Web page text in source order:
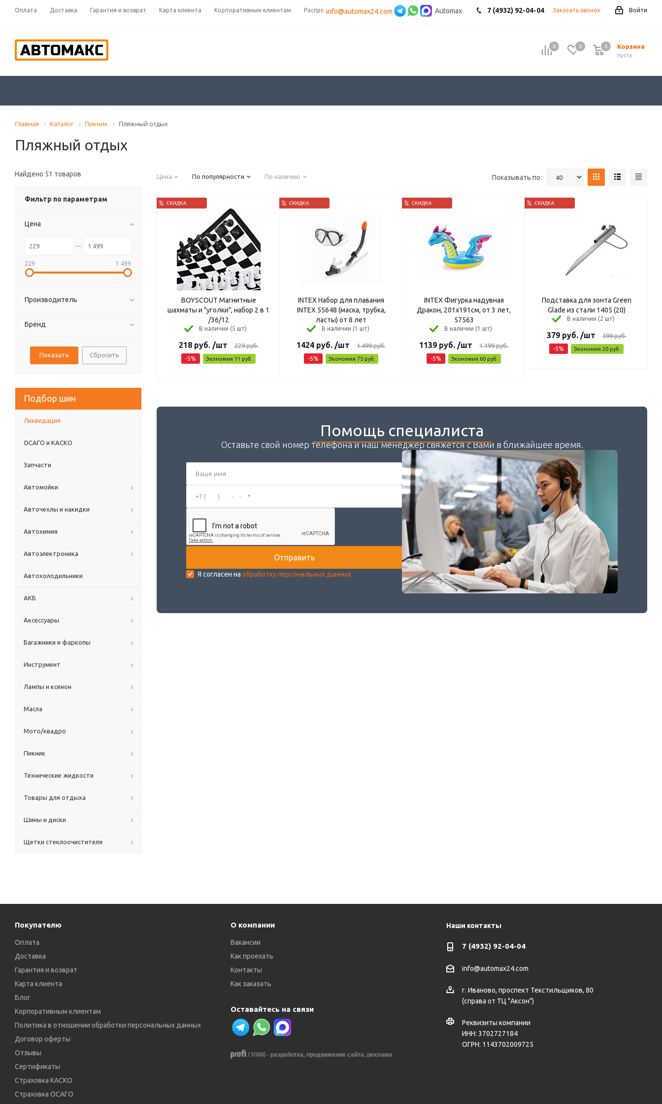
Оплата Доставка Гарантия и возврат Карта клиента Корпоративным клиентам Распродажа Войти
7 (4932) 92-04-04 Заказать звонок
info@automax24.com Automax
0 0 Корзина
пуста
0
Главная Каталог Пикник Пляжный отдых
Пляжный отдых
Цена По популярности По наличию Показывать по:
BOYSCOUT Магнитные
шахматы и "уголки", набор 2 в 1
/36/12
В наличии (5 шт)
218руб. /шт 229руб.
-5% Экономия 11 руб.
INTEX Набор для плавания
INTEX 55648 (маска, трубка,
ласты) от 8 лет
В наличии (1 шт)
1424 руб. /шт 1 499руб.
-5% Экономия 75руб.
INTEX Фигурка надувная
Дракон, 201х191см, от 3 лет,
57563
В наличии (1 шт)
1139 руб. /шт 1 199руб.
-5% Экономия 60руб.
Подставка для зонта Green
Glade из стали 1405 (20)
В наличии (2 шт)
379руб. /шт 399руб.
-5% Экономия 20руб.
Помощь специалиста
Оставьте свой номер телефона и наш менеджер свяжется с Вами в ближайшее время.
Я согласен на обработку персональных данных
Найдено 51 товаров
Фильтр по параметрам
Цена
229 1 499
Производитель
Бренд
Сбросить
Подбор шин
Ликвидация
ОСАГО и КАСКО
Запчасти
Автомойки
Авточехлы и накидки
Автохимия
Автоэлектроника
Автохолодильники
АКБ
Аксессуары
Багажники и фаркопы
Инструмент
Лампы и ксенон
Масла
Мото/квадро
Пикник
Технические жидкости
Товары для отдыха
Шины и диски
Щетки стеклоочистителя
Покупателю
Оплата
Доставка
Гарантия и возврат
Карта клиента
Блог
Корпоративным клиентам
Политика в отношении обработки персональных данных
Договор оферты
Отзывы
Сертификаты
Страховка КАСКО
Страховка ОСАГО
О компании
Вакансии
Как проехать
Контакты
Как заказать
Оставайтесь на связи
- разработка, продвижение сайта, реклама
Наши контакты
7 (4932) 92-04-04
info@automax24.com
г. Иваново, проспект Текстильщиков, 80
(справа от ТЦ "Аксон")
Реквизиты компании
ИНН: 3702727184
ОГРН: 1143702009725